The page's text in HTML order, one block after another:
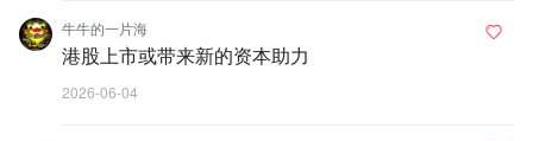
牛牛的一片海
港股上市或带来新的资本助力
2026-06-04